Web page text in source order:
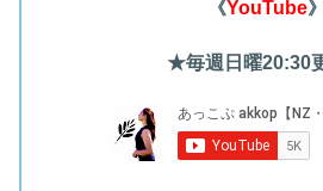
《YouTube》
★毎週日曜20:30